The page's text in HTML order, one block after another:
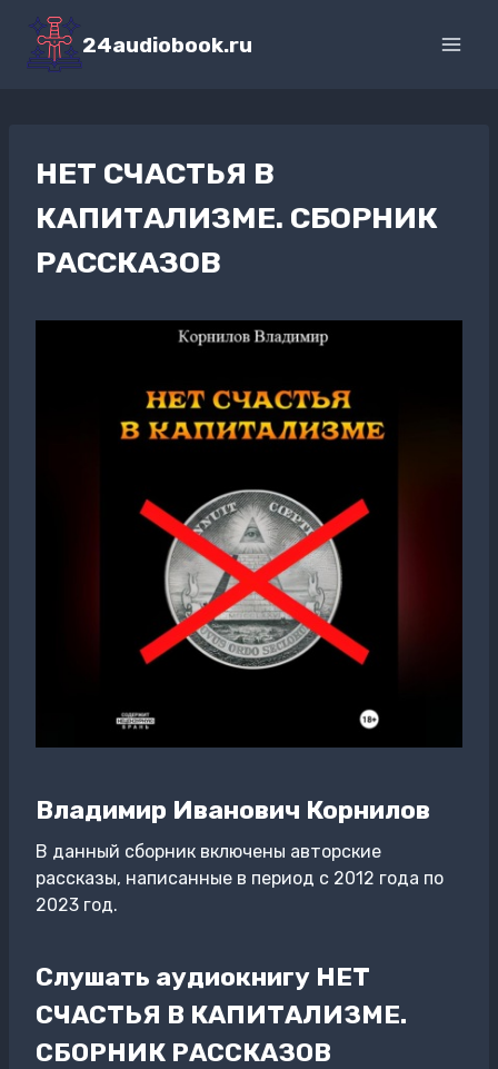
Перейти
содержимому
24audiobook.ru
НЕТ СЧАСТЬЯ В
КАПИТАЛИЗМЕ. СБОРНИК
РАССКАЗОВ
Владимир Иванович Корнилов
В данный сборник включены авторские
рассказы, написанные в период с 2012 года по
2023 год.
Слушать аудиокнигу НЕТ
СЧАСТЬЯ В КАПИТАЛИЗМЕ.
СБОРНИК РАССКАЗОВ